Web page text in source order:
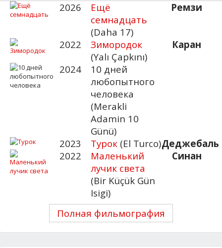
2026
Ещё
семнадцать
(Daha 17)
Ремзи
2022
Зимородок
(Yalı Çapkını)
Каран
2024
10 дней
любопытного
человека
(Merakli
Adamin 10
Günü)
2023
Турок (El Turco)Деджебаль
2022
Маленький
лучик света
(Bir Küçük Gün
Isigi)
Синан
Полная фильмография